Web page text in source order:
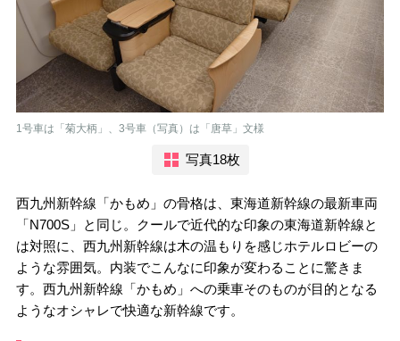
1号車は「菊大柄」、3号車（写真）は「唐草」文様
写真18枚
西九州新幹線「かもめ」の骨格は、東海道新幹線の最新車両
「N700S」と同じ。クールで近代的な印象の東海道新幹線と
は対照に、西九州新幹線は木の温もりを感じホテルロビーの
ような雰囲気。内装でこんなに印象が変わることに驚きま
す。西九州新幹線「かもめ」への乗車そのものが目的となる
ようなオシャレで快適な新幹線です。